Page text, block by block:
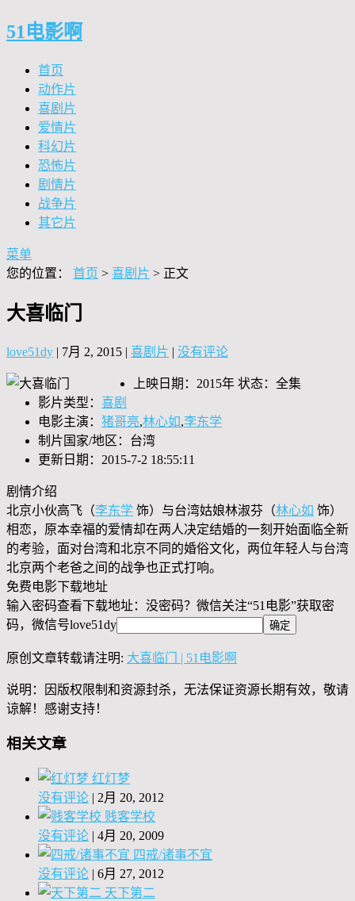
51电影啊
首页
动作片
喜剧片
爱情片
科幻片
恐怖片
剧情片
战争片
其它片
菜单
您的位置： 首页 > 喜剧片 > 正文
大喜临门
love51dy | 7月 2, 2015 | 喜剧片 | 没有评论
上映日期：2015年 状态：全集
影片类型： 喜剧
电影主演： 猪哥亮,林心如,李东学
制片国家/地区：台湾
更新日期：2015-7-2 18:55:11
剧情介绍
北京小伙高飞（李东学 饰）与台湾姑娘林淑芬（林心如 饰）
相恋，原本幸福的爱情却在两人决定结婚的一刻开始面临全新
的考验，面对台湾和北京不同的婚俗文化，两位年轻人与台湾
北京两个老爸之间的战争也正式打响。
免费电影下载地址
输入密码查看下载地址：没密码？微信关注“51电影”获取密
码，微信号love51dy
原创文章转载请注明: 大喜临门 | 51电影啊
说明：因版权限制和资源封杀，无法保证资源长期有效，敬请
谅解！感谢支持！
相关文章
红灯梦
没有评论 | 2月 20, 2012
贱客学校
没有评论 | 4月 20, 2009
四戒/诸事不宜
没有评论 | 6月 27, 2012
天下第二